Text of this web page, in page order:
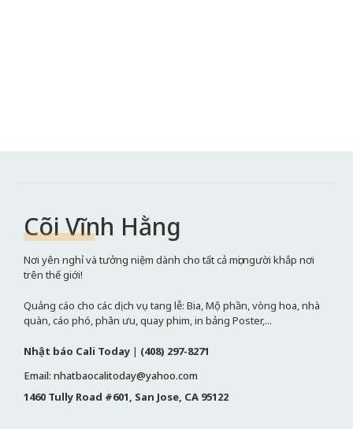
Cõi Vĩnh Hằng
Nơi yên nghỉ và tưởng niệm dành cho tất cả mọi người khắp nơi
trên thế giới!
Quảng cáo cho các dịch vụ tang lễ: Bia, Mộ phần, vòng hoa, nhà
quàn, cáo phó, phân ưu, quay phim, in bảng Poster,...
Nhật báo Cali Today | (408) 297-8271
Email: nhatbaocalitoday@yahoo.com
1460 Tully Road #601, San Jose, CA 95122